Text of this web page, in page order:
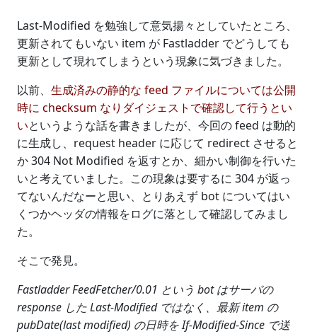
Last-Modified を勉強して意気揚々としていたところ、
更新されてもいない item が Fastladder でどうしても
更新として現れてしまうという現象に気づきました。
以前、 生成済みの静的な feed ファイルについては公開
時に checksum なりダイジェストで確認して行うとい
いというような話を書きましたが、今回の feed は動的
に生成し、request header に応じて redirect させると
か 304 Not Modified を返すとか、細かい制御を行いた
いと考えていました。この現象は要するに 304 が返っ
てないんだなーと思い、とりあえず bot についてはい
くつかヘッダの情報をログに落として確認してみまし
た。
そこで発見。
Fastladder FeedFetcher/0.01 という bot はサーバの
response した Last-Modified ではなく、最新 item の
pubDate(last modified) の日時を If-Modified-Since で送